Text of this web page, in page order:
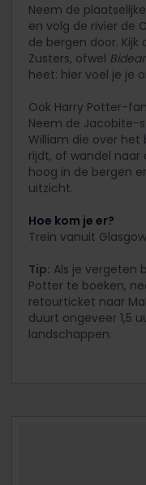
Neem de
en volg de rivier de
de bergen door.
Zusters, ofwel
heet: hier voel je je
Ook Harry Potter-
Neem de Jacobite-
William die over
rijdt, of wandel
hoog in de bergen
uitzicht.
Hoe kom je er?
Trein vanuit
Tip: Als je vergeten
Potter te boeken,
retourticket naar
duurt ongeveer 1,5
landschappen.